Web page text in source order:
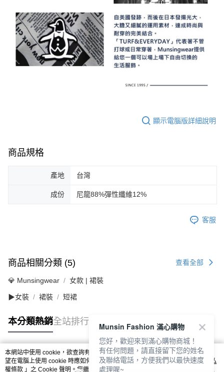
顯示電腦版詳細說明
商品規格
產地 台灣
成份 尼龍88%彈性纖維12%
客服
商品相關分類 (5) 查看全部
💎 Munsingwear 女款 | 裙裝
▶女裝 裙裝 短裙
本分類熱銷全站排行
熱門標籤
本網站中使用 cookie，欲查詢有關本網站使用 cookie 方式之詳情，及若您不希
望在電腦上使用 cookie 時應如何變更電腦的 cookie 設定，請參閱本網站「
隱私
權條款 」之 Cookie 聲明。您繼續使用本網站即表示您同意本公司得按本網站使
Munsin Fashion 滿心購物
您好，歡迎來到滿心購物商城！
有任何問題，請直接留下您的姓名
及聯絡電話，方便我們以最快速度
處理喔~